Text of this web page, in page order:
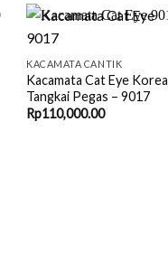
+
KACAMATA CANTIK
Kacamata Cat Eye Korea
Tangkai Pegas – 9017
Rp110,000.00